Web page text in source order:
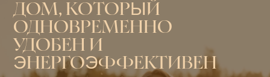
ДОМ, КОТОРЫЙ
ОДНОВРЕМЕННО
УДОБЕН И
ЭНЕРГОЭФФЕКТИВЕН